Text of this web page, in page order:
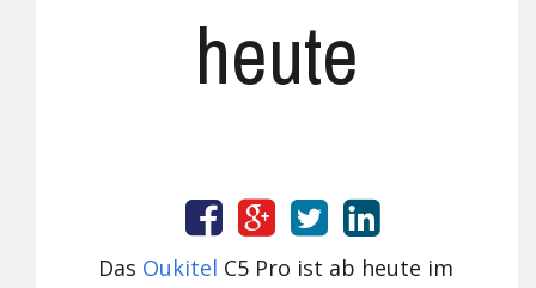
heute
Das Oukitel C5 Pro ist ab heute im